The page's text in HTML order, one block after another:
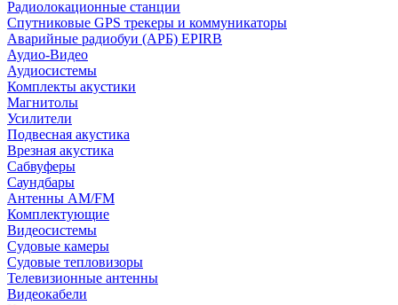
Радиолокационные станции
Спутниковые GPS трекеры и коммуникаторы
Аварийные радиобуи (АРБ) EPIRB
Аудио-Видео
Аудиосистемы
Комплекты акустики
Магнитолы
Усилители
Подвесная акустика
Врезная акустика
Сабвуферы
Саундбары
Антенны AM/FM
Комплектующие
Видеосистемы
Судовые камеры
Cудовые тепловизоры
Телевизионные антенны
Видеокабели